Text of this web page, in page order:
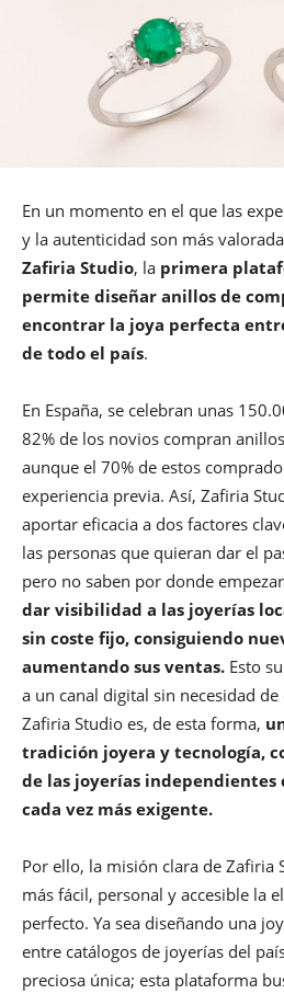
En un momento en el que las
y la autenticidad son más
Zafiria Studio, la primera
permite diseñar anillos de
encontrar la joya perfecta
de todo el país.
En España, se celebran unas
82% de los novios compran
aunque el 70% de estos
experiencia previa. Así, Zafiria
aportar eficacia a dos factores
las personas que quieran dar el
pero no saben por donde
dar visibilidad a las joyerías
sin coste fijo, consiguiendo
aumentando sus ventas. Esto
a un canal digital sin necesidad
Zafiria Studio es, de esta forma,
tradición joyera y tecnología,
de las joyerías
cada vez más exigente.
Por ello, la misión clara de Zafiria
más fácil, personal y accesible la
perfecto. Ya sea diseñando una
entre catálogos de joyerías del
preciosa única; esta plataforma